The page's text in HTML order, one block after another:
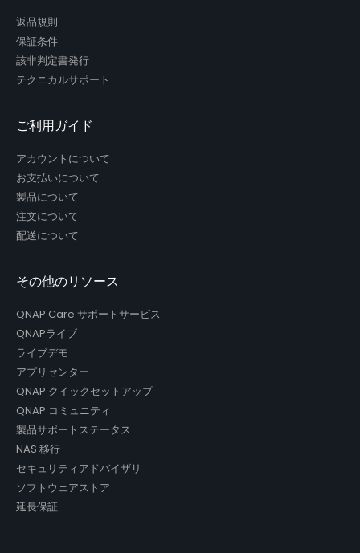
返品規則
保証条件
該非判定書発行
テクニカルサポート
ご利用ガイド
アカウントについて
お支払いについて
製品について
注文について
配送について
その他のリソース
QNAP Care サポートサービス
QNAPライブ
ライブデモ
アプリセンター
QNAP クイックセットアップ
QNAP コミュニティ
製品サポートステータス
NAS 移行
セキュリティアドバイザリ
ソフトウェアストア
延長保証